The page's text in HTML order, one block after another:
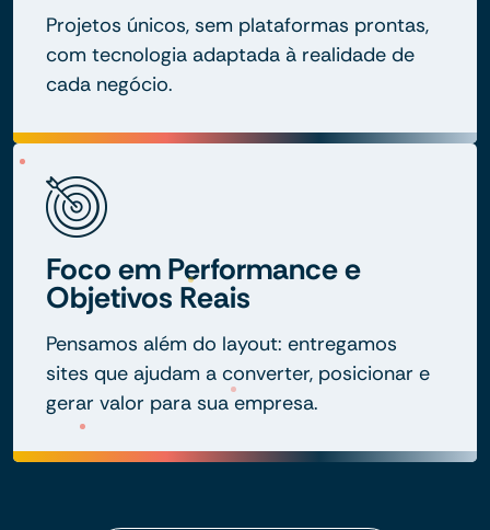
Projetos únicos, sem plataformas prontas,
com tecnologia adaptada à realidade de
cada negócio.
Foco em Performance e
Objetivos Reais
Pensamos além do layout: entregamos
sites que ajudam a converter, posicionar e
gerar valor para sua empresa.